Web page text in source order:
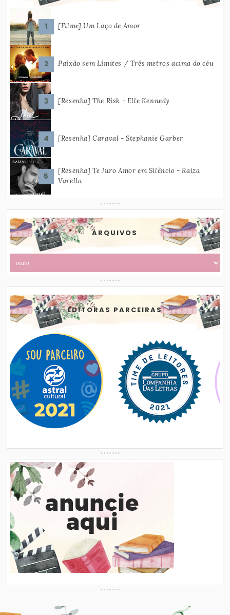
[Filme] Um Laço de Amor
Paixão sem Limites / Três metros acima do céu
[Resenha] The Risk - Elle Kennedy
[Resenha] Caraval - Stephanie Garber
[Resenha] Te Juro Amor em Silêncio - Raiza
Varella
ARQUIVOS
EDITORAS PARCEIRAS